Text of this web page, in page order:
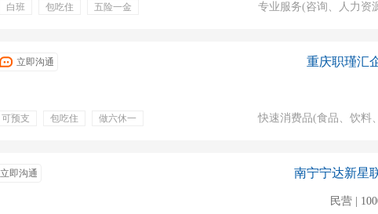
白班 包吃住
五险一金
专业服务(咨询、人力资
立即沟通
可预支 包吃住
做六休一
重庆职瑾汇
快速消费品(食品、饮料
立即沟通 南宁宁达新星
民营 |